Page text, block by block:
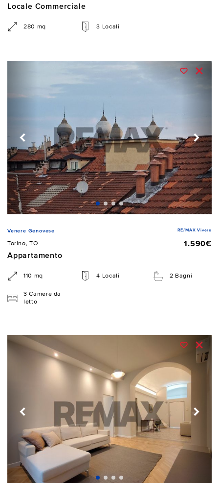
Locale Commerciale
280 mq 3 Locali
Venere Genovese RE/MAX Vivere
Torino, TO
1.590€
Appartamento
110 mq 4 Locali 2 Bagni
3 Camere da
letto